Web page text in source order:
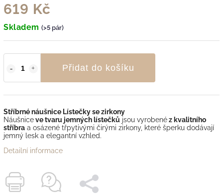
619 Kč
Skladem (>5 pár)
Přidat do košíku
Stříbrné náušnice Lístečky se zirkony
Náušniceve tvaru jemných lístečků jsou vyrobenéz kvalitního
stříbra a osázené třpytivými čirými zirkony, které šperku dodávají
jemný lesk a elegantní vzhled.
Detailní informace